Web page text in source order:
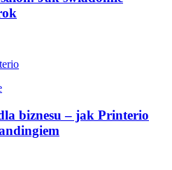
biznesu – jak Printerio